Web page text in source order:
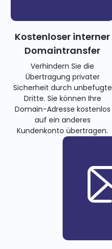
Kostenloser interner
Domaintransfer
Verhindern Sie die
Übertragung privater
Sicherheit durch unbefugte
Dritte. Sie können Ihre
Domain-Adresse kostenlos
auf ein anderes
Kundenkonto übertragen.